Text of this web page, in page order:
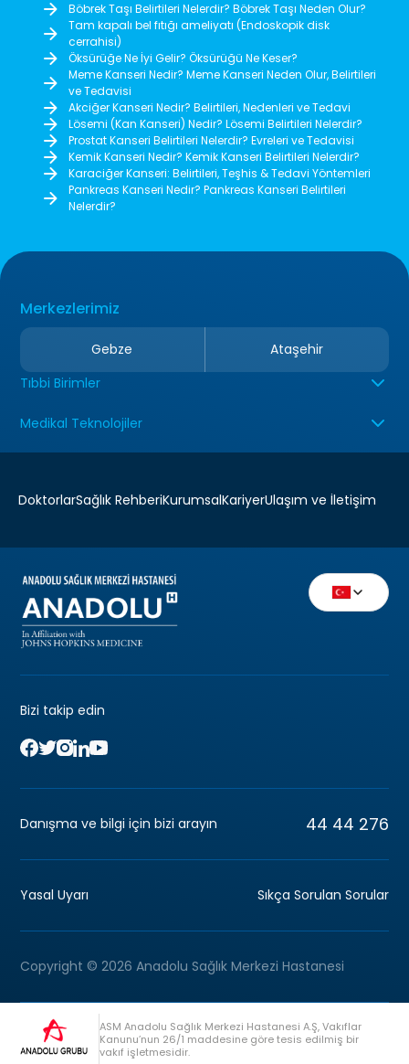
Böbrek Taşı Belirtileri Nelerdir? Böbrek Taşı Neden Olur?
Tam kapalı bel fıtığı ameliyatı (Endoskopik disk
cerrahisi)
Öksürüğe Ne İyi Gelir? Öksürüğü Ne Keser?
Meme Kanseri Nedir? Meme Kanseri Neden Olur, Belirtileri
ve Tedavisi
Akciğer Kanseri Nedir? Belirtileri, Nedenleri ve Tedavi
Lösemi (Kan Kanseri) Nedir? Lösemi Belirtileri Nelerdir?
Prostat Kanseri Belirtileri Nelerdir? Evreleri ve Tedavisi
Kemik Kanseri Nedir? Kemik Kanseri Belirtileri Nelerdir?
Karaciğer Kanseri: Belirtileri, Teşhis & Tedavi Yöntemleri
Pankreas Kanseri Nedir? Pankreas Kanseri Belirtileri
Nelerdir?
Merkezlerimiz
Gebze
Ataşehir
Tıbbi Birimler
Medikal Teknolojiler
DoktorlarSağlık RehberiKurumsalKariyerUlaşım ve İletişim
Bizi takip edin
Danışma ve bilgi için bizi arayın 44 44 276
Yasal Uyarı Sıkça Sorulan Sorular
Copyright © 2026 Anadolu Sağlık Merkezi Hastanesi
ASM Anadolu Sağlık Merkezi Hastanesi A.Ş, Vakıflar
Kanunu’nun 26/1 maddesine göre tesis edilmiş bir
vakıf işletmesidir.